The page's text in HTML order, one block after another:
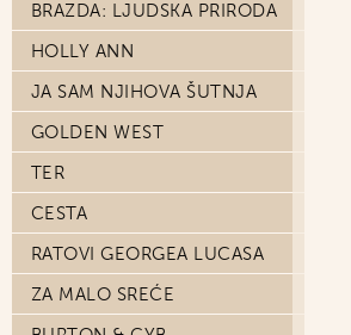
BRAZDA: LJUDSKA PRIRODA
HOLLY ANN
JA SAM NJIHOVA ŠUTNJA
GOLDEN WEST
TER
CESTA
RATOVI GEORGEA LUCASA
ZA MALO SREĆE